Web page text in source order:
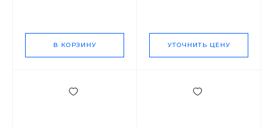
В КОРЗИНУ УТОЧНИТЬ ЦЕНУ